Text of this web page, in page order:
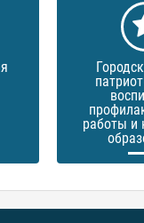
работы и